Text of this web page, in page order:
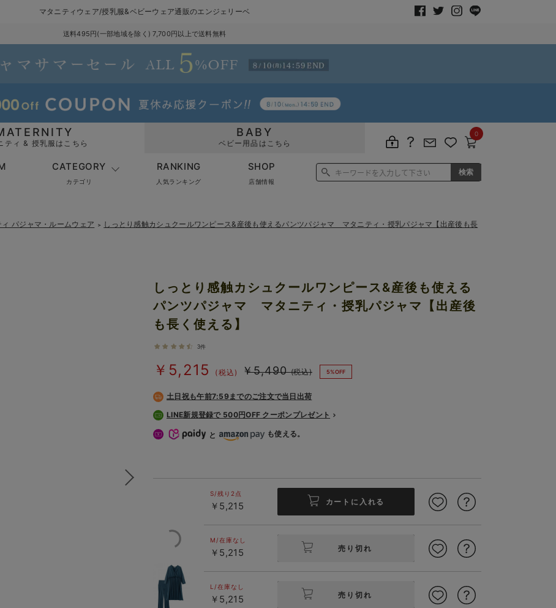
マタニティウェア/授乳服&ベビーウェア通販のエンジェリーベ
送料495円(一部地域を除く) 7,700円以上で送料無料
ティ & 授乳服はこちら
BABY
ベビー用品はこちら
0
CATEGORY
カテゴリ
RANKING
人気ランキング
SHOP
店舗情報
ィ パジャマ・ルームウェア ＞
しっとり感触カシュクールワンピース&産後も使えるパンツパジャマ マタニティ・授乳パジャマ【出産後も長
しっとり感触カシュクールワンピース&産後も使える
パンツパジャマ マタニティ・授乳パジャマ【出産後
も長く使える】
3件
￥5,490 (税込)
￥5,215 (税込) 5%OFF
土日祝も午前7:59までのご注文で当日出荷
LINE新規登録で 500円OFF クーポンプレゼント
と も使える。
フォレスト
グリーン
S/残り2点
￥5,215 カートに入れる
M/在庫なし
￥5,215 売り切れ
L/在庫なし
￥5,215 売り切れ